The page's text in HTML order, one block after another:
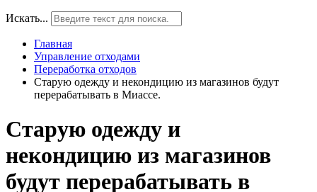
Искать...
Главная
Управление отходами
Переработка отходов
Старую одежду и некондицию из магазинов будут
перерабатывать в Миассе.
Старую одежду и
некондицию из магазинов
будут перерабатывать в